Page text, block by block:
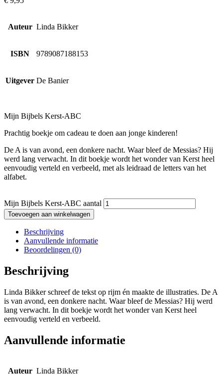
Auteur Linda Bikker
ISBN 9789087188153
Uitgever De Banier
Mijn Bijbels Kerst-ABC
Prachtig boekje om cadeau te doen aan jonge kinderen!
De A is van avond, een donkere nacht. Waar bleef de Messias? Hij
werd lang verwacht. In dit boekje wordt het wonder van Kerst heel
eenvoudig verteld en verbeeld, met als leidraad de letters van het
alfabet.
Mijn Bijbels Kerst-ABC aantal
Toevoegen aan winkelwagen
Beschrijving
Aanvullende informatie
Beoordelingen (0)
Beschrijving
Linda Bikker schreef de tekst op rijm én maakte de illustraties. De A
is van avond, een donkere nacht. Waar bleef de Messias? Hij werd
lang verwacht. In dit boekje wordt het wonder van Kerst heel
eenvoudig verteld en verbeeld.
Aanvullende informatie
Auteur Linda Bikker